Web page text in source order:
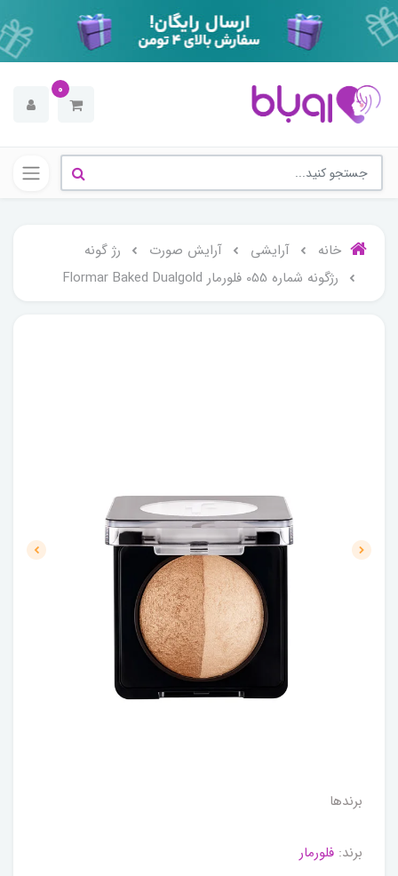
0
خانه آرایشی آرایش صورت
رژ گونه
رژگونه شماره 055 فلورمار Flormar Baked Dualgold
برندها
برند: فلورمار